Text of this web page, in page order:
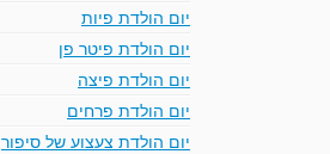
יום הולדת פיות
יום הולדת פיטר פן
יום הולדת פיצה
יום הולדת פרחים
יום הולדת צעצוע של סיפור